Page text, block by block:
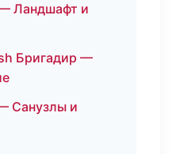
Ландшафт и
Бригадир —
Санузлы и